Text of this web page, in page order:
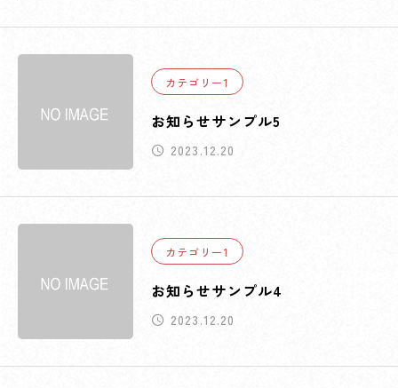
カテゴリー1
お知らせサンプル5
2023.12.20
カテゴリー1
お知らせサンプル4
2023.12.20